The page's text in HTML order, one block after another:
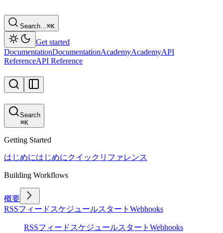
Search…⌘K
Get started
DocumentationDocumentationAcademyAcademyAPI
ReferenceAPI Reference
Search
⌘K
Getting Started
はじめにはじめに クイックリファレンス
Building Workflows
概要
RSSフィード スケジュールスタート Webhooks
RSSフィード スケジュールスタート Webhooks